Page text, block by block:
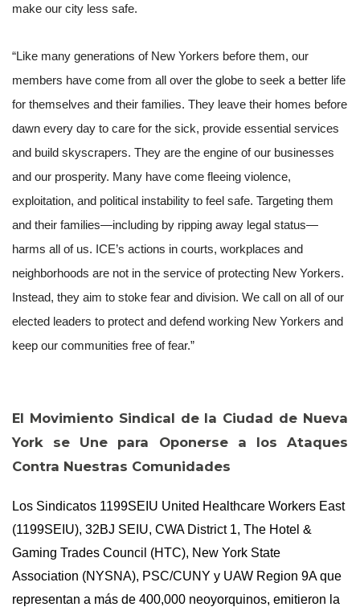
make our city less safe.
“Like many generations of New Yorkers before them, our
members have come from all over the globe to seek a better life
for themselves and their families. They leave their homes before
dawn every day to care for the sick, provide essential services
and build skyscrapers. They are the engine of our businesses
and our prosperity. Many have come fleeing violence,
exploitation, and political instability to feel safe. Targeting them
and their families—including by ripping away legal status—
harms all of us. ICE’s actions in courts, workplaces and
neighborhoods are not in the service of protecting New Yorkers.
Instead, they aim to stoke fear and division. We call on all of our
elected leaders to protect and defend working New Yorkers and
keep our communities free of fear.”
El Movimiento Sindical de la Ciudad de Nueva
York se Une para Oponerse a los Ataques
Contra Nuestras Comunidades
Los Sindicatos 1199SEIU United Healthcare Workers East
(1199SEIU), 32BJ SEIU, CWA District 1, The Hotel &
Gaming Trades Council (HTC), New York State
Association (NYSNA), PSC/CUNY y UAW Region 9A que
representan a más de 400,000 neoyorquinos, emitieron la